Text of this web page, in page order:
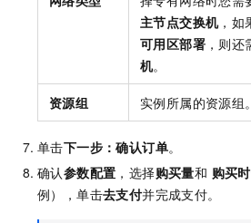
主节点交换机，如
可用区部署 ，则
机。
资源组 实例所属的资源组。
单击下一步：确认订单。
确认参数配置 ，选择购买量和 购买
例），单击去支付并完成支付。